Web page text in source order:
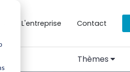
L'entreprise Contact
Thèmes